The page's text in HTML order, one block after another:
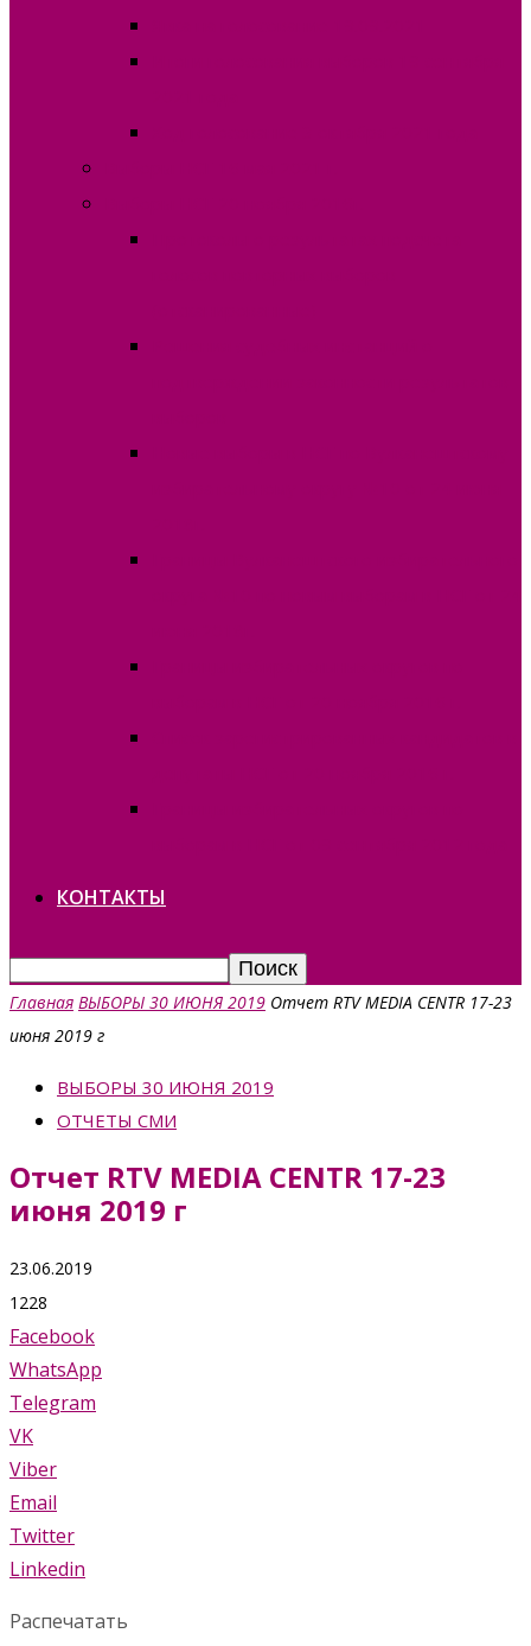
КОНТАКТЫ
Главная ВЫБОРЫ 30 ИЮНЯ 2019 Отчет RTV MEDIA CENTR 17-23
июня 2019 г
ВЫБОРЫ 30 ИЮНЯ 2019
ОТЧЕТЫ СМИ
Отчет RTV MEDIA CENTR 17-23
июня 2019 г
23.06.2019
1228
Facebook
WhatsApp
Telegram
VK
Viber
Email
Twitter
Linkedin
Распечатать